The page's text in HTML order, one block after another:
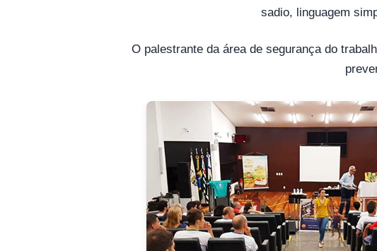
sadio, linguagem
O palestrante da área de segurança do